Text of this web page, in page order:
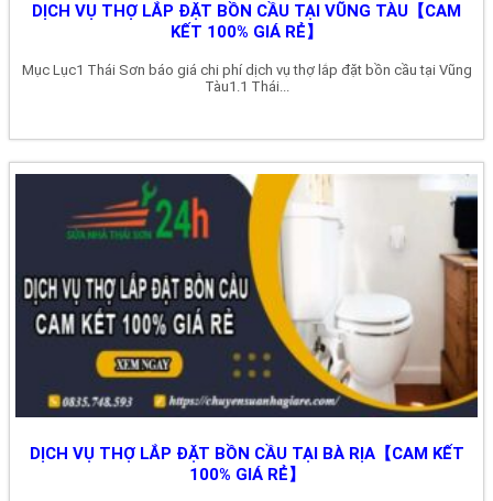
DỊCH VỤ THỢ LẮP ĐẶT BỒN CẦU TẠI VŨNG TÀU【CAM
KẾT 100% GIÁ RẺ】
Mục Lục1 Thái Sơn báo giá chi phí dịch vụ thợ lắp đặt bồn cầu tại Vũng
Tàu1.1 Thái...
DỊCH VỤ THỢ LẮP ĐẶT BỒN CẦU TẠI BÀ RỊA【CAM KẾT
100% GIÁ RẺ】